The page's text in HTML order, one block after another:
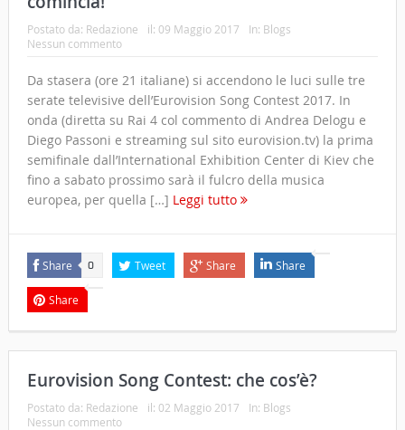
Postato da: Redazione il: 09 Maggio 2017 In: Blogs
Nessun commento
Da stasera (ore 21 italiane) si accendono le luci sulle tre
serate televisive dell’Eurovision Song Contest 2017. In
onda (diretta su Rai 4 col commento di Andrea Delogu e
Diego Passoni e streaming sul sito eurovision.tv) la prima
semifinale dall’International Exhibition Center di Kiev che
fino a sabato prossimo sarà il fulcro della musica
europea, per quella […] Leggi tutto
Share 0 Tweet Share Share
Share
Eurovision Song Contest: che cos’è?
Postato da: Redazione il: 02 Maggio 2017 In: Blogs
Nessun commento